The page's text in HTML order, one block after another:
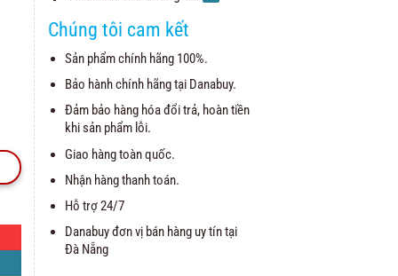
Chúng tôi cam kết
Sản phẩm chính hãng 100%.
Bảo hành chính hãng tại Danabuy.
Đảm bảo hàng hóa đổi trả, hoàn tiền
khi sản phẩm lỗi.
Giao hàng toàn quốc.
Nhận hàng thanh toán.
Hỗ trợ 24/7
Danabuy đơn vị bán hàng uy tín tại
Đà Nẵng